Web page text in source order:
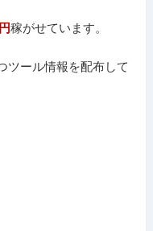
稼がせています。
ツール情報を配布して